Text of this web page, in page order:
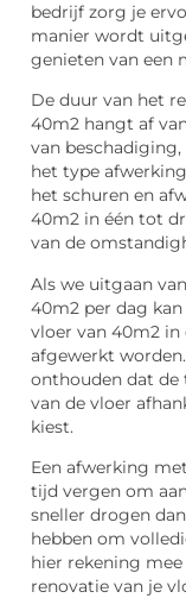
bedrijf zorg je
manier wordt
genieten van een
De duur van het
40m2 hangt af
van
het type
het schuren en
40m2 in één tot
van de
Als we uitgaan
40m2 per dag kan
vloer van 40m2 in
afgewerkt
onthouden dat de
van de vloer
kiest.
Een afwerking
tijd vergen om
sneller drogen
hebben om
hier rekening
renovatie van je